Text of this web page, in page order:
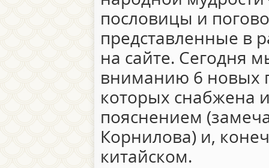
пословицы и
представленные в
на сайте. Сегодня
вниманию 6 новых
которых снабжена
пояснением
Корнилова) и,
китайском.